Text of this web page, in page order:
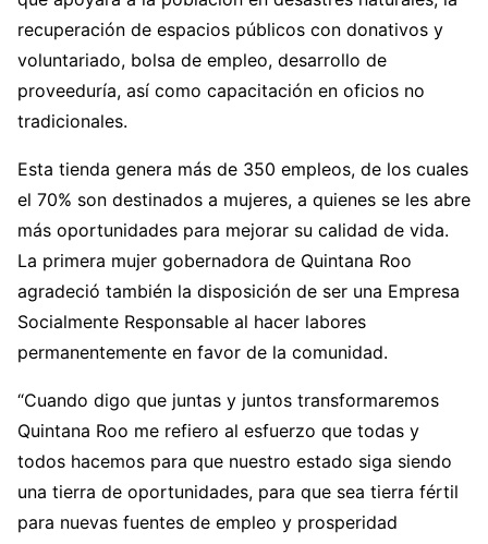
recuperación de espacios públicos con donativos y
voluntariado, bolsa de empleo, desarrollo de
proveeduría, así como capacitación en oficios no
tradicionales.
Esta tienda genera más de 350 empleos, de los cuales
el 70% son destinados a mujeres, a quienes se les abre
más oportunidades para mejorar su calidad de vida.
La primera mujer gobernadora de Quintana Roo
agradeció también la disposición de ser una Empresa
Socialmente Responsable al hacer labores
permanentemente en favor de la comunidad.
“Cuando digo que juntas y juntos transformaremos
Quintana Roo me refiero al esfuerzo que todas y
todos hacemos para que nuestro estado siga siendo
una tierra de oportunidades, para que sea tierra fértil
para nuevas fuentes de empleo y prosperidad